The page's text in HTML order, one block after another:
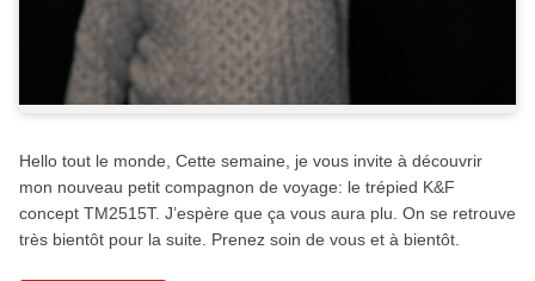
Hello tout le monde, Cette semaine, je vous invite à découvrir
mon nouveau petit compagnon de voyage: le trépied K&F
concept TM2515T. J’espère que ça vous aura plu. On se retrouve
très bientôt pour la suite. Prenez soin de vous et à bientôt.